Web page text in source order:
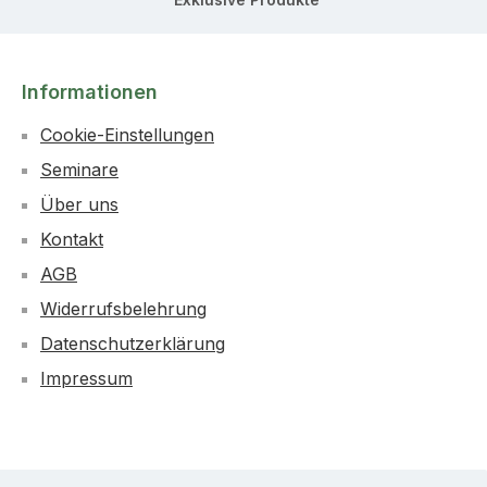
Informationen
Cookie-Einstellungen
Seminare
Über uns
Kontakt
AGB
Widerrufsbelehrung
Datenschutzerklärung
Impressum